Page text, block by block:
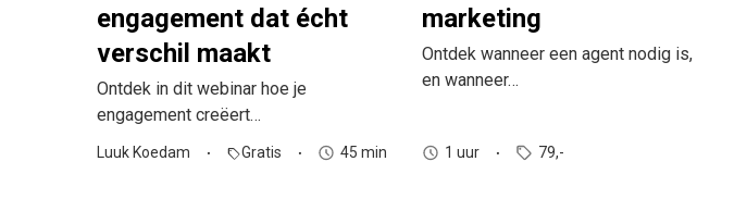
engagement dat écht
verschil maakt
Ontdek in dit webinar hoe je
engagement creëert…
Luuk Koedam sellGratis 45 min
marketing
Ontdek wanneer een agent nodig is,
en wanneer…
1 uur 79,-